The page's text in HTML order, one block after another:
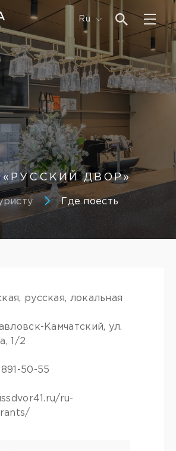
Ru
«РУССКИЙ ДВОР»
Где поесть
русская, локальная
Камчатский, ул.
1/2
50-55
ru-